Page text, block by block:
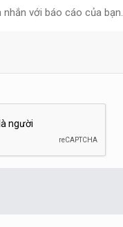
nhắn với báo cáo của bạn.